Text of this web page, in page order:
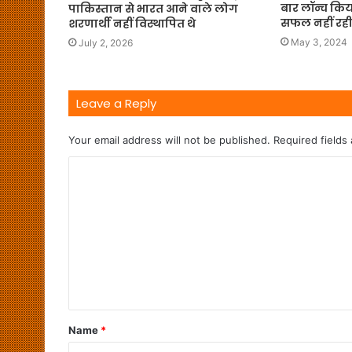
पाकिस्तान से भारत आने वाले लोग
शरणार्थी नहीं विस्थापित थे
July 2, 2026
बार लॉन्च
सफल नहीं
May 3, 2024
Leave a Reply
Your email address will not be published. Required fields
Name *